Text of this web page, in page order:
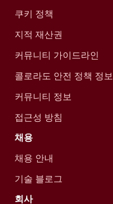
쿠키 정책
지적 재산권
커뮤니티 가이드라인
콜로라도 안전 정책 정보
커뮤니티 정보
접근성 방침
채용
채용 안내
기술 블로그
회사